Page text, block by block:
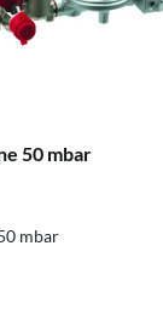
50 mbar
mbar